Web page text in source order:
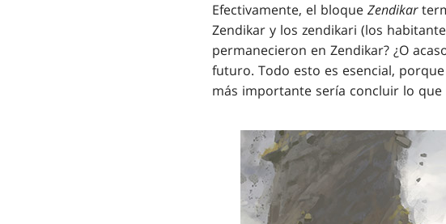
Efectivamente, el bloque Zendikar
Zendikar y los zendikari (los
permanecieron en Zendikar? ¿O
futuro. Todo esto es esencial,
más importante sería concluir lo